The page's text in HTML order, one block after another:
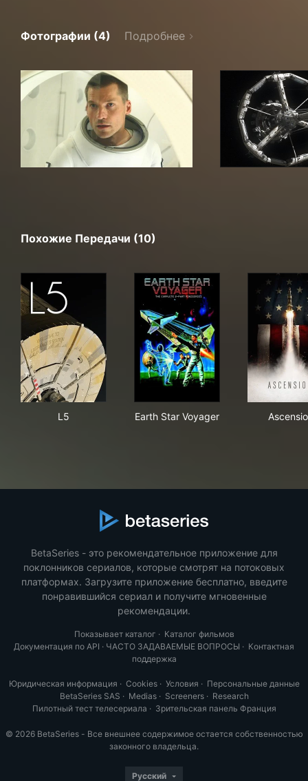
Фотографии (4) Подробнее
Похожие Передачи (10)
L5 Earth Star Voyager
BetaSeries - это рекомендательное приложение для
поклонников сериалов, которые смотрят на потоковых
платформах. Загрузите приложение бесплатно, введите
понравившийся сериал и получите мгновенные
рекомендации.
Показывает каталог · Каталог фильмов
Документация по API · ЧАСТО ЗАДАВАЕМЫЕ ВОПРОСЫ · Контактная
поддержка
Юридическая информация · Cookies· Условия · Персональные данные
BetaSeries SAS · Medias· Screeners· Research
Пилотный тест телесериала · Зрительская панель Франция
© 2026 BetaSeries - Все внешнее содержимое остается собственностью
законного владельца.
Русский